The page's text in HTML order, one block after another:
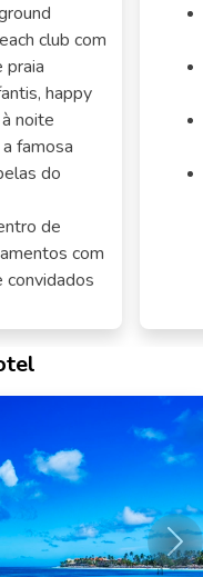
club com
praia
happy
noite
famosa
do
de
com
convidados